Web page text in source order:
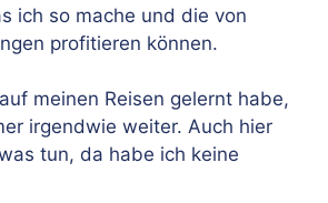
ich so mache und die von
profitieren können.
meinen Reisen gelernt habe,
irgendwie weiter. Auch hier
tun, da habe ich keine